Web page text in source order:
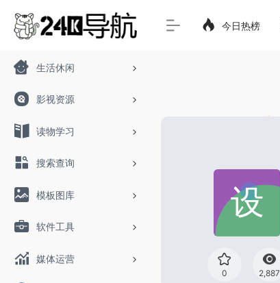
生活休闲
影视资源
读物学习
搜索查询
模板图库
软件工具
媒体运营
今日热榜
0 2,887